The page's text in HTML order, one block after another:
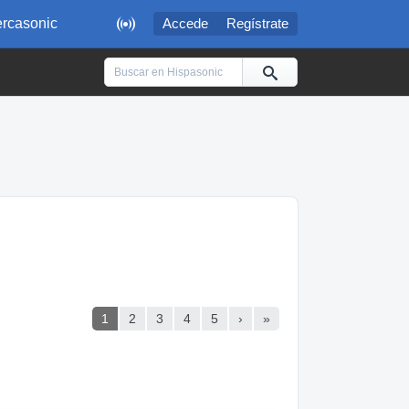
 Accede Regístrate
1 2 3 4 5 › »